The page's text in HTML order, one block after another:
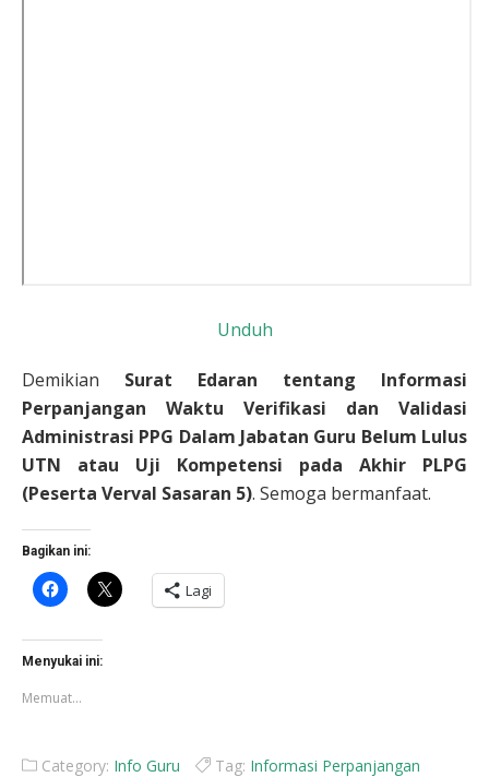
Unduh
Demikian Surat Edaran tentang Informasi
Perpanjangan Waktu Verifikasi dan Validasi
Administrasi PPG Dalam Jabatan Guru Belum Lulus
UTN atau Uji Kompetensi pada Akhir PLPG
(Peserta Verval Sasaran 5). Semoga bermanfaat.
Bagikan ini:
Klik
untuk
Facebook(Membuka
di
jendela
baru)
Klik
untuk
berbagi
Lagi
Menyukai ini:
Memuat...
Category: Info Guru Tag: Informasi Perpanjangan